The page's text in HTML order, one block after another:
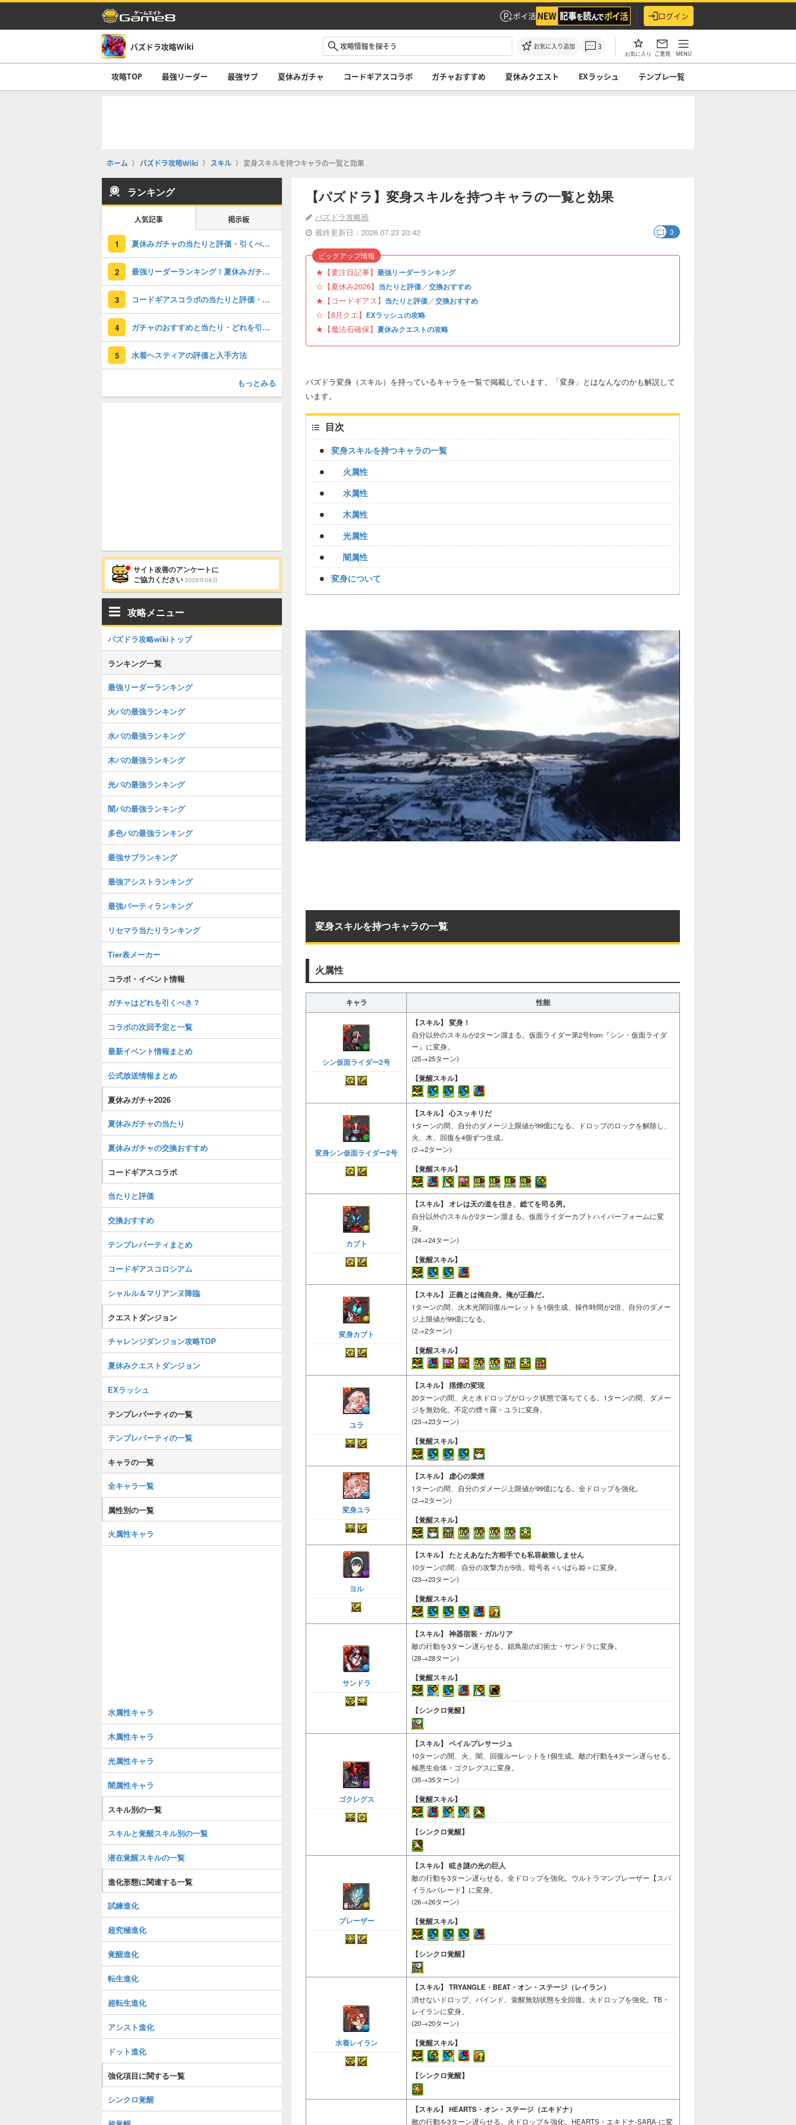
ポイ活 ログイン
パズドラ攻略Wiki お気に入り追加 3
お気に入り ご意見 MENU
攻略TOP 最強リーダー 最強サブ 夏休みガチャ コードギアスコラボ ガチャおすすめ 夏休みクエスト EXラッシュ テンプレ一覧
ホーム パズドラ攻略Wiki スキル 変身スキルを持つキャラの一覧と効果
【パズドラ】変身スキルを持つキャラの一覧と効果
パズドラ攻略班
最終更新日：2026.07.23 20:42
3
★【要注目記事】 最強リーダーランキング
☆【夏休み2026】 当たりと評価／交換おすすめ
★【コードギアス】 当たりと評価／交換おすすめ
☆【8月クエ】 EXラッシュの攻略
★【魔法石確保】 夏休みクエストの攻略
ピックアップ情報
パズドラ変身（スキル）を持っているキャラを一覧で掲載しています。「変身」とはなんなのかも解説して
います。
目次
変身スキルを持つキャラの一覧
火属性
水属性
木属性
光属性
闇属性
変身について
変身スキルを持つキャラの一覧
火属性
キャラ 性能
シン仮面ライダー2号
【スキル】 変身！
自分以外のスキルが2ターン溜まる。仮面ライダー第2号from『シン・仮面ライダ
ー』に変身。
(25→25ターン)
【覚醒スキル】
変身シン仮面ライダー2号
【スキル】 心スッキリだ
1ターンの間、自分のダメージ上限値が99億になる。ドロップのロックを解除し、
火、木、回復を4個ずつ生成。
(2→2ターン)
【覚醒スキル】
カブト
【スキル】 オレは天の道を往き、総てを司る男。
自分以外のスキルが2ターン溜まる。仮面ライダーカブトハイパーフォームに変
身。
(24→24ターン)
【覚醒スキル】
変身カブト
【スキル】 正義とは俺自身。俺が正義だ。
1ターンの間、火木光闇回復ルーレットを1個生成、操作時間が2倍、自分のダメー
ジ上限値が99億になる。
(2→2ターン)
【覚醒スキル】
ユラ
【スキル】 揺煙の変現
20ターンの間、火と水ドロップがロック状態で落ちてくる。1ターンの間、ダメー
ジを無効化。不定の煙々羅・ユラに変身。
(23→23ターン)
【覚醒スキル】
変身ユラ
【スキル】 虚心の業煙
1ターンの間、自分のダメージ上限値が99億になる。全ドロップを強化。
(2→2ターン)
【覚醒スキル】
ヨル
【スキル】 たとえあなた方相手でも私容赦致しません
10ターンの間、自分の攻撃力が5倍。暗号名＜いばら姫＞に変身。
(23→23ターン)
【覚醒スキル】
サンドラ
【スキル】 神器宿装・ガルリア
敵の行動を3ターン遅らせる。錯鳥龍の幻術士・サンドラに変身。
(28→28ターン)
【覚醒スキル】
【シンクロ覚醒】
ゴクレグス
【スキル】 ベイルプレサージュ
10ターンの間、火、闇、回復ルーレットを1個生成。敵の行動を4ターン遅らせる。
極悪生命体・ゴクレグスに変身。
(35→35ターン)
【覚醒スキル】
【シンクロ覚醒】
ブレーザー
【スキル】 眩き謎の光の巨人
敵の行動を3ターン遅らせる。全ドロップを強化。ウルトラマンブレーザー【スパ
イラルバレード】に変身。
(26→26ターン)
【覚醒スキル】
【シンクロ覚醒】
水着レイラン
【スキル】 TRYANGLE・BEAT・オン・ステージ（レイラン）
消せないドロップ、バインド、覚醒無効状態を全回復。火ドロップを強化。TB・
レイランに変身。
(20→20ターン)
【覚醒スキル】
【シンクロ覚醒】
【スキル】 HEARTS・オン・ステージ（エキドナ）
敵の行動を3ターン遅らせる。火ドロップを強化。HEARTS・エキドナ-SARA-に変
ランキング
人気記事 掲示板
1 夏休みガチャの当たりと評価・引くべき？
2 最強リーダーランキング！夏休みガチャの評価掲載
3 コードギアスコラボの当たりと評価・引くべき？
4 ガチャのおすすめと当たり・どれを引くべき？
5 水着ヘスティアの評価と入手方法
もっとみる
サイト改善のアンケートに
ご協力ください 2026年08月
攻略メニュー
パズドラ攻略wikiトップ
ランキング一覧
最強リーダーランキング
火パの最強ランキング
水パの最強ランキング
木パの最強ランキング
光パの最強ランキング
闇パの最強ランキング
多色パの最強ランキング
最強サブランキング
最強アシストランキング
最強パーティランキング
リセマラ当たりランキング
Tier表メーカー
コラボ・イベント情報
ガチャはどれを引くべき？
コラボの次回予定と一覧
最新イベント情報まとめ
公式放送情報まとめ
夏休みガチャ2026
夏休みガチャの当たり
夏休みガチャの交換おすすめ
コードギアスコラボ
当たりと評価
交換おすすめ
テンプレパーティまとめ
コードギアスコロシアム
シャルル＆マリアンヌ降臨
クエストダンジョン
チャレンジダンジョン攻略TOP
夏休みクエストダンジョン
EXラッシュ
テンプレパーティの一覧
テンプレパーティの一覧
キャラの一覧
全キャラ一覧
属性別の一覧
火属性キャラ
水属性キャラ
木属性キャラ
光属性キャラ
闇属性キャラ
スキル別の一覧
スキルと覚醒スキル別の一覧
潜在覚醒スキルの一覧
進化形態に関連する一覧
試練進化
超究極進化
覚醒進化
転生進化
超転生進化
アシスト進化
ドット進化
強化項目に関する一覧
シンクロ覚醒